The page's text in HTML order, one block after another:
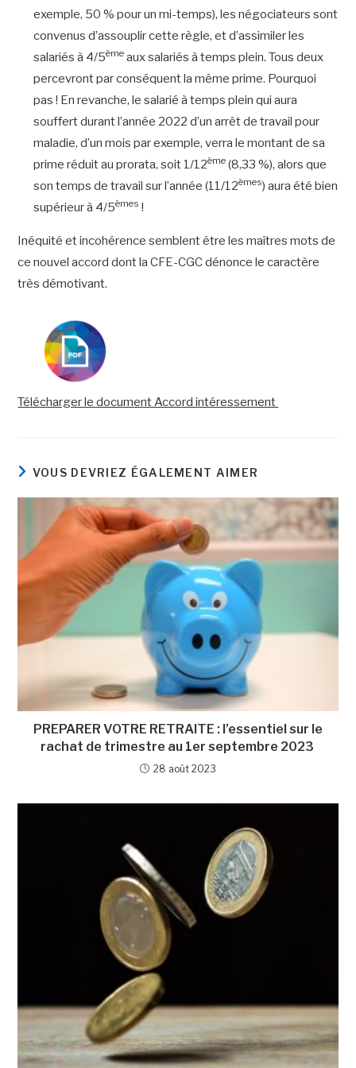
exemple, 50 % pour un mi-temps), les négociateurs sont
convenus d’assouplir cette règle, et d’assimiler les
salariés à 4/5ème aux salariés à temps plein. Tous deux
percevront par conséquent la même prime. Pourquoi
pas ! En revanche, le salarié à temps plein qui aura
souffert durant l’année 2022 d’un arrêt de travail pour
maladie, d’un mois par exemple, verra le montant de sa
prime réduit au prorata, soit 1/12ème (8,33 %), alors que
son temps de travail sur l’année (11/12èmes) aura été bien
supérieur à 4/5èmes !
Inéquité et incohérence semblent être les maîtres mots de
ce nouvel accord dont la CFE-CGC dénonce le caractère
très démotivant.
Télécharger le document Accord intéressement
VOUS DEVRIEZ ÉGALEMENT AIMER
PREPARER VOTRE RETRAITE : l’essentiel sur le
rachat de trimestre au 1er septembre 2023
28 août 2023